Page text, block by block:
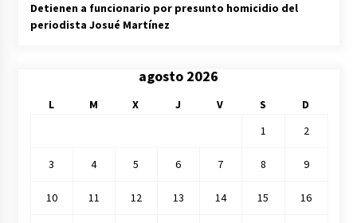
Detienen a funcionario por presunto homicidio del
periodista Josué Martínez
agosto 2026
L M X J V S
D
1
2
3 4 5 6 7 8 9
10 11 12 13 14 15 16